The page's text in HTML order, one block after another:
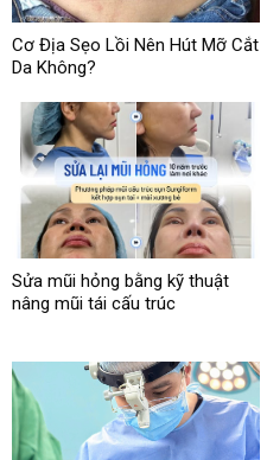
Cơ Địa Sẹo Lồi Nên Hút Mỡ Cắt
Da Không?
Sửa mũi hỏng bằng kỹ thuật
nâng mũi tái cấu trúc